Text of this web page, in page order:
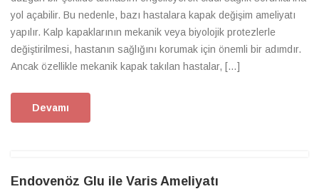
yol açabilir. Bu nedenle, bazı hastalara kapak değişim ameliyatı
yapılır. Kalp kapaklarının mekanik veya biyolojik protezlerle
değiştirilmesi, hastanın sağlığını korumak için önemli bir adımdır.
Ancak özellikle mekanik kapak takılan hastalar, […]
Devamı
Endovenöz Glu ile Varis Ameliyatı